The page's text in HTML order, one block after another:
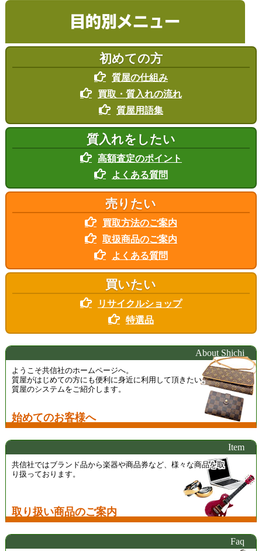
も買取強化中！「古くなった」「汚れてい
る」「破れている」など、値段がつくかわからない、買い取ってもらえないと
思っている商品でも、お買取できる場合がございます。一度お気軽にお問い合
詳細はこちら
「楽器」「金」の買取強化月間です。
「ルイ・ヴィトン」
も買取強化中！「古くなった」「汚れてい
る」「破れている」など、値段がつくかわからない、買い取ってもらえないと
思っている商品でも、お買取できる場合がございます。一度お気軽にお問い合
詳細はこちら
「絵画」「金」の買取強化月間です。
「ルイ・ヴィトン」
る」「破れている」など、値段がつくかわからない、買い取ってもらえないと
思っている商品でも、お買取できる場合がございます。一度お気軽にお問い合
詳細はこちら
「絵画」「金」の買取強化月間です。
「ルイ・ヴィトン」
る」「破れている」など、値段がつくかわからない、買い取ってもらえないと
思っている商品でも、お買取できる場合がございます。一度お気軽にお問い合
詳細はこちら
目的別メニュー
初めての方
質屋の仕組み
買取・質入れの流れ
質屋用語集
質入れをしたい
高額査定のポイント
よくある質問
売りたい
買取方法のご案内
取扱商品のご案内
よくある質問
買いたい
リサイクルショップ
特選品
About Shichi
始めてのお客様へ
ようこそ共信社のホームページへ。
質屋がはじめての方にも便利に身近に利用して頂きたい。
質屋のシステムをご紹介します。
Item
取り扱い商品のご案内
共信社ではブランド品から楽器や商品券など、様々な商品を取
り扱っております。
Faq